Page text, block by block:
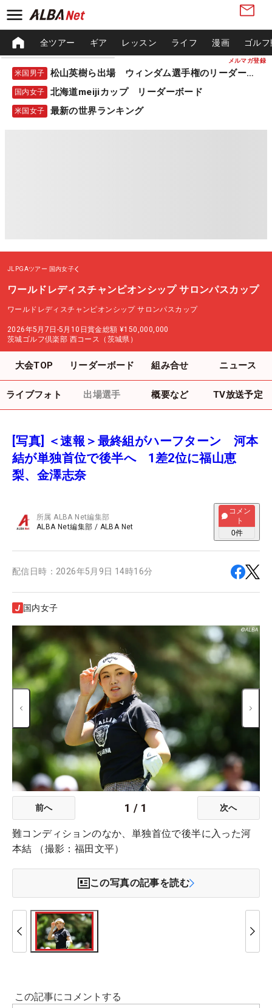
メルマガ登録
全ツアー ギア レッスン ライフ 漫画 ゴル
米国男子 松山英樹ら出場 ウィンダム選手権のリーダーボード
国内女子 北海道meijiカップ リーダーボード
米国女子 最新の世界ランキング
JLPGAツアー 国内女子
ワールドレディスチャンピオンシップ サロンパスカップ
ワールドレディスチャンピオンシップ サロンパスカップ
2026年5月7日-5月10日賞金総額 ¥150,000,000
茨城ゴルフ倶楽部 西コース（茨城県）
大会TOP リーダーボード 組み合せ ニュース
ライブフォト 出場選手 概要など TV放送予定
[写真] ＜速報＞最終組がハーフターン 河本
結が単独首位で後半へ 1差2位に福山恵
梨、金澤志奈
所属ALBA Net編集部
ALBA Net編集部 / ALBA Net
コメン
ト
0件
配信日時： 2026年5月9日 14時16分
国内女子
前へ 1 / 1 次へ
難コンディションのなか、単独首位で後半に入った河
本結 （撮影：福田文平）
この写真の記事を読む